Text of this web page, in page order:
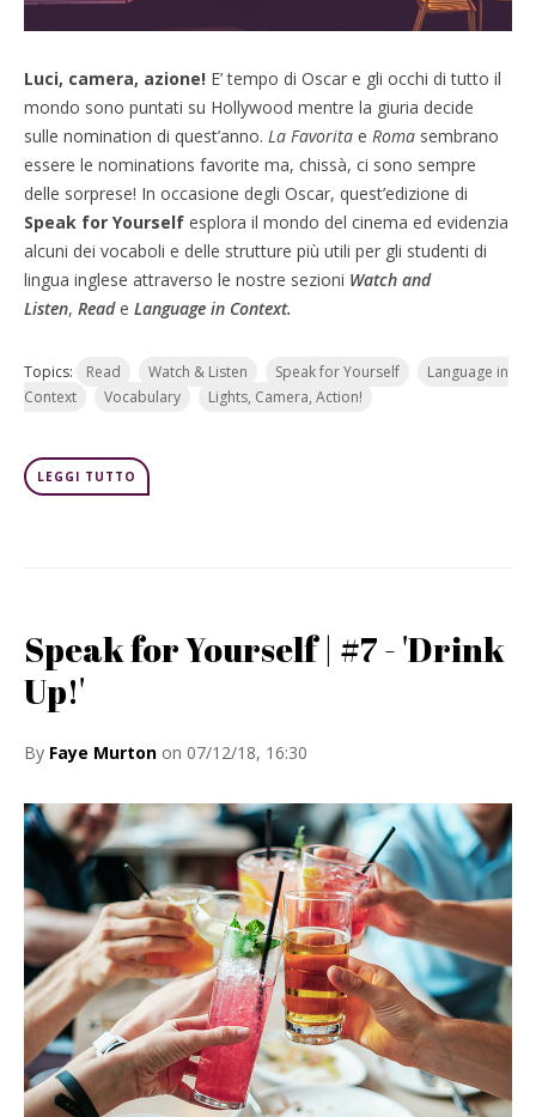
Luci, camera, azione! E’ tempo di Oscar e gli occhi di tutto il
mondo sono puntati su Hollywood mentre la giuria decide
sulle nomination di quest’anno. La Favorita e Roma sembrano
essere le nominations favorite ma, chissà, ci sono sempre
delle sorprese! In occasione degli Oscar, quest’edizione di
Speak for Yourself esplora il mondo del cinema ed evidenzia
alcuni dei vocaboli e delle strutture più utili per gli studenti di
lingua inglese attraverso le nostre sezioni Watch and
Listen, Reade Language in Context.
Topics: Read Watch & Listen Speak for Yourself
Language in
Context
Vocabulary Lights, Camera, Action!
LEGGI TUTTO
Speak for Yourself | #7 - 'Drink
Up!'
By Faye Murton on 07/12/18, 16:30